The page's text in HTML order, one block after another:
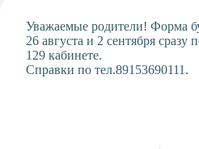
студия
Музыкальное
отделение
Уважаемые родители! Форма
26 августа и 2 сентября сразу
129 кабинете.
Справки по тел.89153690111.